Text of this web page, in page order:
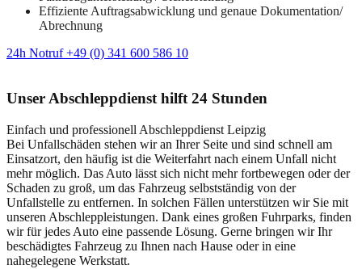
Effiziente Auftragsabwicklung und genaue Dokumentation/
Abrechnung
24h Notruf +49 (0) 341 600 586 10
Unser Abschleppdienst hilft 24 Stunden
Einfach und professionell Abschleppdienst Leipzig
Bei Unfallschäden stehen wir an Ihrer Seite und sind schnell am
Einsatzort, den häufig ist die Weiterfahrt nach einem Unfall nicht
mehr möglich. Das Auto lässt sich nicht mehr fortbewegen oder der
Schaden zu groß, um das Fahrzeug selbstständig von der
Unfallstelle zu entfernen. In solchen Fällen unterstützen wir Sie mit
unseren Abschleppleistungen. Dank eines großen Fuhrparks, finden
wir für jedes Auto eine passende Lösung. Gerne bringen wir Ihr
beschädigtes Fahrzeug zu Ihnen nach Hause oder in eine
nahegelegene Werkstatt.